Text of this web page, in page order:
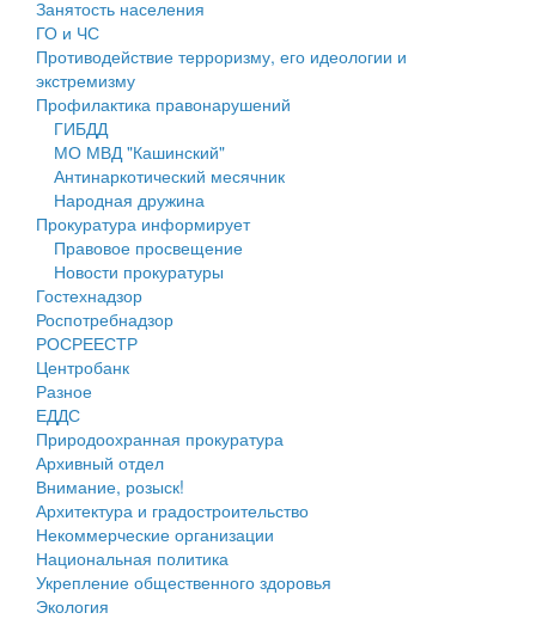
Оценка регулирующего воздействия
Деятельность МУ
Нормативы градостроительного проектирования
Правила землепользования и застройки
Генеральные планы
Проекты планировки территории
Собрание депутатов
Городское поселение
Сельские поселения
Занятость населения
ГО и ЧС
Противодействие терроризму, его идеологии и
экстремизму
Профилактика правонарушений
ГИБДД
МО МВД "Кашинский"
Антинаркотический месячник
Народная дружина
Прокуратура информирует
Правовое просвещение
Новости прокуратуры
Гостехнадзор
Роспотребнадзор
РОСРЕЕСТР
Центробанк
Разное
ЕДДС
Природоохранная прокуратура
Архивный отдел
Внимание, розыск!
Архитектура и градостроительство
Некоммерческие организации
Национальная политика
Укрепление общественного здоровья
Экология